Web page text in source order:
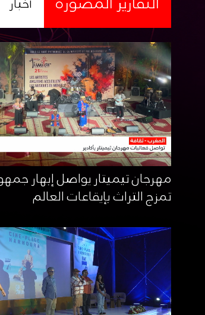
أخبار
مهرجان تيميتار يواصل إبهار
تمزج التراث بإيقاعات العالم